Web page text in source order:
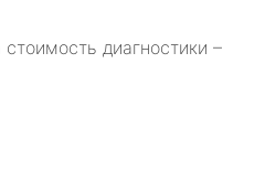
диагностики –